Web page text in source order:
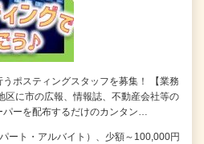
ポスティングスタッフを募集！ 【業務
区に市の広報、情報誌、不動産会社等の
パーを配布するだけのカンタン…
ート・アルバイト）、少額～100,000円